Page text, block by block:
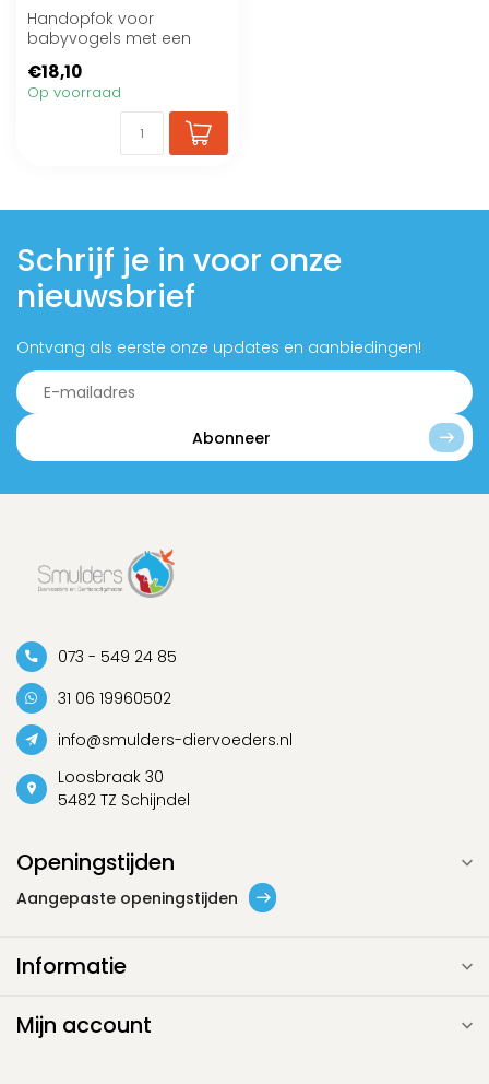
Handopfok voor
babyvogels met een
€18,10
Op voorraad
Schrijf je in voor onze
nieuwsbrief
Ontvang als eerste onze updates en aanbiedingen!
Abonneer
073 - 549 24 85
31 06 19960502
info@smulders-diervoeders.nl
Loosbraak 30
5482 TZ Schijndel
Openingstijden
Aangepaste openingstijden
Informatie
Mijn account